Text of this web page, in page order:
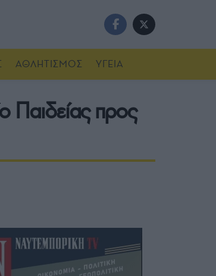
ΑΘΛΗΤΙΣΜΟΣ ΥΓΕΙΑ
Παιδείας προς